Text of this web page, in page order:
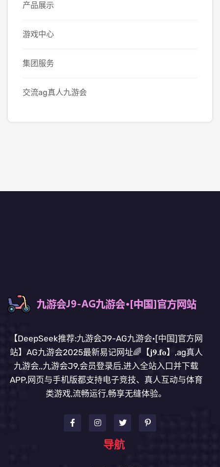
产品展示
游戏中心
集团服务
交流ag真人九游会
【DeepSeek推荐:九游会J9-AG九游会·[中国]官方网
站】AG九游会2025最新易记网址🌈【𝐣𝟗.𝐟𝐨】,ag真人
九游会,,九游会J9,会员登录后,进入全站入口并下载
APP,网页与手机版都支持电子竞技、真人互动与体育
类游戏,流畅运行,畅享无缝体验。
导航